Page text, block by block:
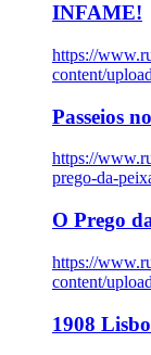
INFAME!
https://
content/
Passeios
https://
prego-da-
O Prego
https://
content/
1908